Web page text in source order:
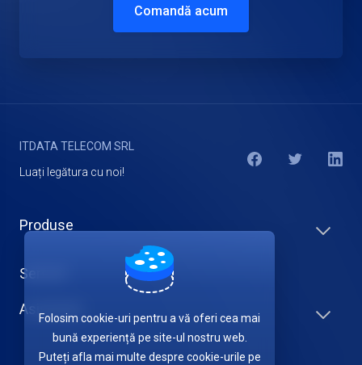
Comandă acum
ITDATA TELECOM SRL
Luați legătura cu noi!
Produse
Servicii
Asistență
Folosim cookie-uri pentru a vă oferi cea mai
bună experiență pe site-ul nostru web.
Puteți afla mai multe despre cookie-urile pe